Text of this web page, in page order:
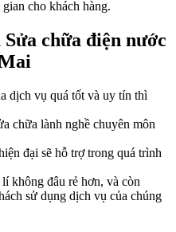
cho khách hàng.
chữa điện nước
dịch vụ quá tốt và uy tín thì
chữa lành nghề chuyên môn
đại sẽ hỗ trợ trong quá trình
không đâu rẻ hơn, và còn
sử dụng dịch vụ của chúng